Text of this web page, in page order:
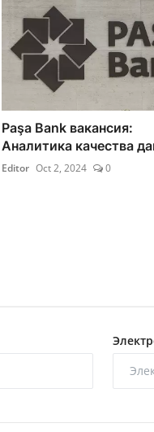
Paşa Bank вакансия:
Аналитика качества
Editor Oct 2, 2024 0